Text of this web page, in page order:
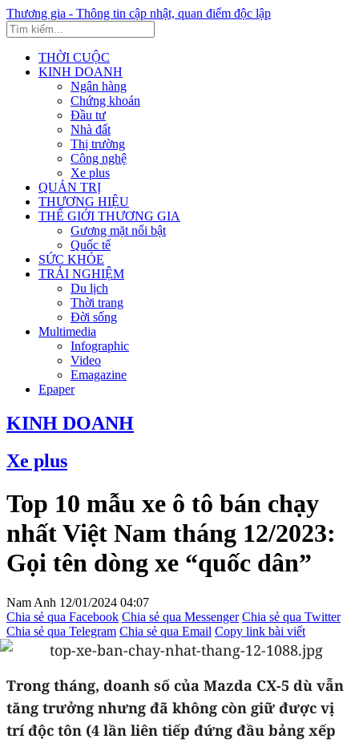
Thương gia - Thông tin cập nhật, quan điểm độc lập
THỜI CUỘC
KINH DOANH
Ngân hàng
Chứng khoán
Đầu tư
Nhà đất
Thị trường
Công nghệ
Xe plus
QUẢN TRỊ
THƯƠNG HIỆU
THẾ GIỚI THƯƠNG GIA
Gương mặt nổi bật
Quốc tế
SỨC KHỎE
TRẢI NGHIỆM
Du lịch
Thời trang
Đời sống
Multimedia
Infographic
Video
Emagazine
Epaper
KINH DOANH
Xe plus
Top 10 mẫu xe ô tô bán chạy
nhất Việt Nam tháng 12/2023:
Gọi tên dòng xe “quốc dân”
Nam Anh 12/01/2024 04:07
Chia sẻ qua Facebook Chia sẻ qua Messenger Chia sẻ qua Twitter
Chia sẻ qua Telegram Chia sẻ qua Email Copy link bài viết
Trong tháng, doanh số của Mazda CX-5 dù vẫn
tăng trưởng nhưng đã không còn giữ được vị
trí độc tôn (4 lần liên tiếp đứng đầu bảng xếp